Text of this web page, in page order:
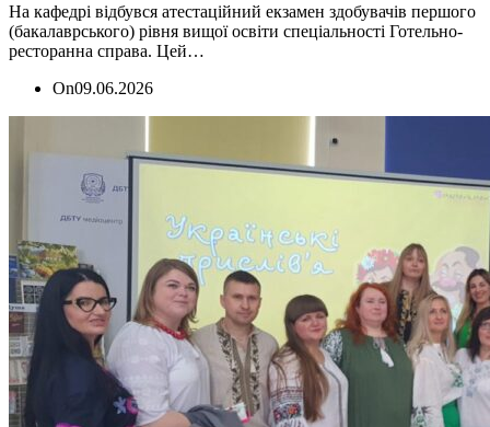
На кафедрі відбувся атестаційний екзамен здобувачів першого
(бакалаврського) рівня вищої освіти спеціальності Готельно-
ресторанна справа. Цей…
On09.06.2026